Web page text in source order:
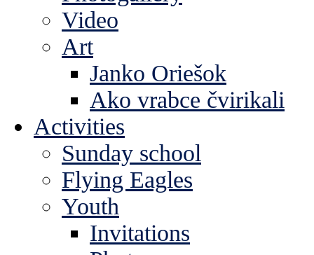
Video
Art
Janko Oriešok
Ako vrabce čvirikali
Activities
Sunday school
Flying Eagles
Youth
Invitations